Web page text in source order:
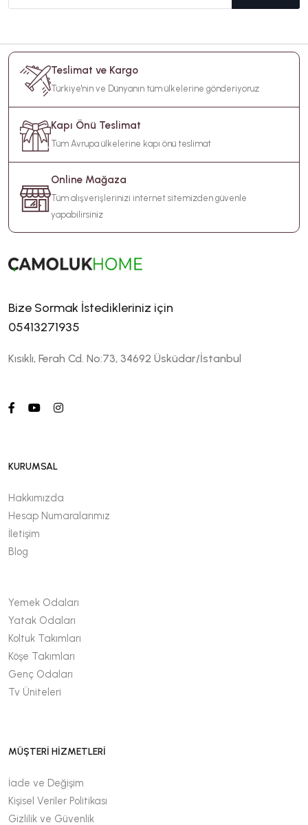
Teslimat ve Kargo
Türkiye'nin ve Dünyanın tüm ülkelerine gönderiyoruz
Kapı Önü Teslimat
Tüm Avrupa ülkelerine kapı önü teslimat
Online Mağaza
Tüm alışverişlerinizi internet sitemizden güvenle
yapabilirsiniz
Bize Sormak İstedikleriniz için
05413271935
Kısıklı, Ferah Cd. No:73, 34692 Üsküdar/İstanbul
KURUMSAL
Hakkımızda
Hesap Numaralarımız
İletişim
Blog
Yemek Odaları
Yatak Odaları
Koltuk Takımları
Köşe Takımları
Genç Odaları
Tv Üniteleri
MÜŞTERİ HİZMETLERİ
İade ve Değişim
Kişisel Veriler Politikası
Gizlilik ve Güvenlik